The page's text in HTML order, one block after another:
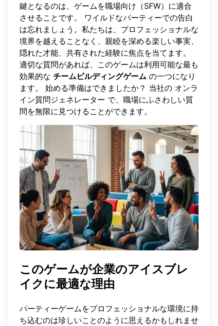
鍵となるのは、ゲームを職場向け（SFW）に適合
させることです。 ワイルドなパーティーでの告白
は忘れましょう。私たちは、プロフェッショナルな
境界を越えることなく、親睦を深める楽しい事実、
隠れた才能、共有された経験に焦点を当てます。
適切な質問があれば、このゲームは利用可能な最も
効果的な チームビルディングゲーム の一つになり
ます。 始める準備はできましたか？ 当社の オンラ
イン質問ジェネレーター で、職場にふさわしい質
問を無限に見つけることができます。
このゲームが企業のアイスブレ
イクに最適な理由
パーティーゲームをプロフェッショナルな環境に持
ち込むのは珍しいことのように思えるかもしれませ